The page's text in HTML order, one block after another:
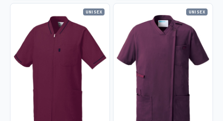
UNISEX UNISEX